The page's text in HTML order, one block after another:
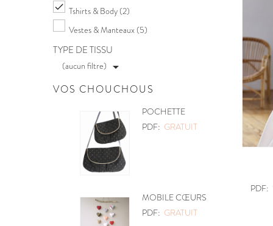
 Tshirts & Body (2)
Vestes & Manteaux (5)
TYPE DE TISSU
(aucun filtre) 
VOS CHOUCHOUS
POCHETTE
PDF:GRATUIT
MOBILE CŒURS
PDF:GRATUIT
PDF: